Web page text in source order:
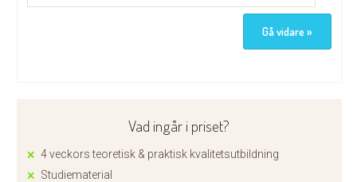
Vad ingår i priset?
4 veckors teoretisk & praktisk kvalitetsutbildning
Studiematerial